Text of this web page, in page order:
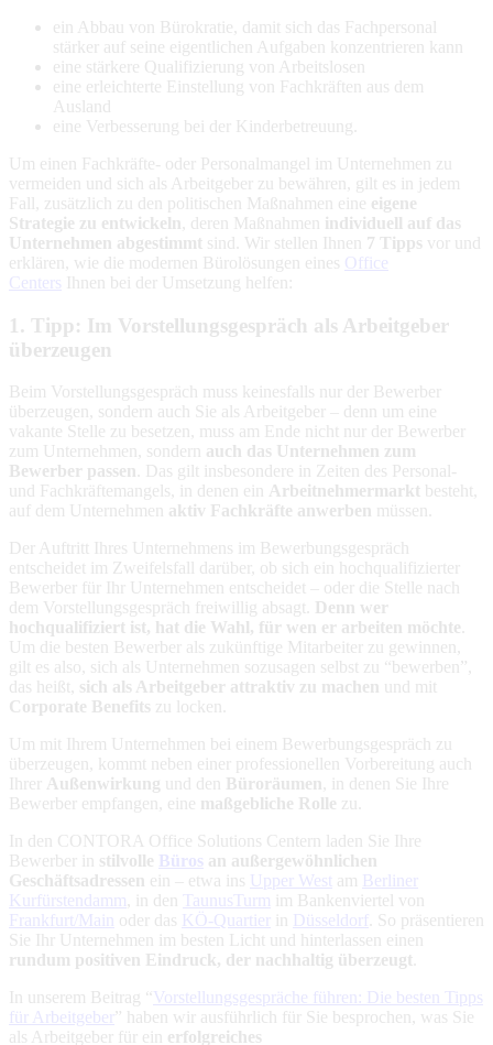
ein Abbau von Bürokratie, damit sich das Fachpersonal
stärker auf seine eigentlichen Aufgaben konzentrieren kann
eine stärkere Qualifizierung von Arbeitslosen
eine erleichterte Einstellung von Fachkräften aus dem
Ausland
eine Verbesserung bei der Kinderbetreuung.
Um einen Fachkräfte- oder Personalmangel im Unternehmen zu
vermeiden und sich als Arbeitgeber zu bewähren, gilt es in jedem
Fall, zusätzlich zu den politischen Maßnahmen eine eigene
Strategie zu entwickeln , deren Maßnahmen individuell auf das
Unternehmen abgestimmt sind. Wir stellen Ihnen 7 Tipps vor und
erklären, wie die modernen Bürolösungen eines Office
Centers Ihnen bei der Umsetzung helfen:
1. Tipp: Im Vorstellungsgespräch als Arbeitgeber
überzeugen
Beim Vorstellungsgespräch muss keinesfalls nur der Bewerber
überzeugen, sondern auch Sie als Arbeitgeber – denn um eine
vakante Stelle zu besetzen, muss am Ende nicht nur der Bewerber
zum Unternehmen, sondern auch das Unternehmen zum
Bewerber passen . Das gilt insbesondere in Zeiten des Personal-
und Fachkräftemangels, in denen ein
Arbeitnehmermarkt besteht,
auf dem Unternehmen aktiv Fachkräfte anwerben müssen.
Der Auftritt Ihres Unternehmens im Bewerbungsgespräch
entscheidet im Zweifelsfall darüber, ob sich ein hochqualifizierter
Bewerber für Ihr Unternehmen entscheidet – oder die Stelle nach
dem Vorstellungsgespräch freiwillig absagt.
Denn wer
hochqualifiziert ist, hat die Wahl, für wen er arbeiten möchte
Um die besten Bewerber als zukünftige Mitarbeiter zu gewinnen,
gilt es also, sich als Unternehmen sozusagen selbst zu “bewerben”,
das heißt, sich als Arbeitgeber attraktiv zu machen und mit
Corporate Benefits zu locken.
Um mit Ihrem Unternehmen bei einem Bewerbungsgespräch zu
überzeugen, kommt neben einer professionellen Vorbereitung auch
Ihrer
Außenwirkung und den Büroräumen , in denen Sie Ihre
Bewerber empfangen, eine maßgebliche Rolle zu.
In den CONTORA Office Solutions Centern laden Sie Ihre
Bewerber in stilvolle Büros an außergewöhnlichen
Geschäftsadressen ein – etwa ins Upper West am Berliner
Kurfürstendamm , in den TaunusTurm im Bankenviertel von
Frankfurt/Main
oder das KÖ-Quartier Düsseldorf
. So präsentieren
Sie Ihr Unternehmen im besten Licht und hinterlassen einen
rundum positiven Eindruck, der nachhaltig überzeugt
In unserem Beitrag “ Vorstellungsgespräche führen: Die besten Tipps
für Arbeitgeber ” haben wir ausführlich für Sie besprochen, was Sie
als Arbeitgeber für ein erfolgreiches